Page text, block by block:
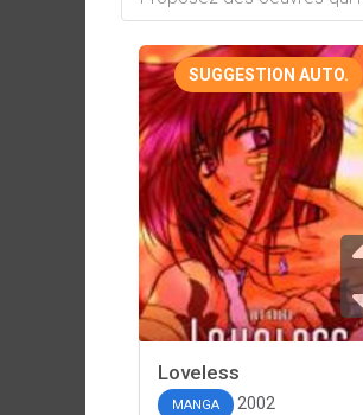
SUGGESTION AUTO.
Loveless
MANGA 2002